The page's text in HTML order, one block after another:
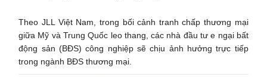
Theo JLL Việt Nam, trong bối cảnh tranh chấp thương mại
giữa Mỹ và Trung Quốc leo thang, các nhà đầu tư e ngại bất
động sản (BĐS) công nghiệp sẽ chịu ảnh hưởng trực tiếp
trong ngành BĐS thương mại.